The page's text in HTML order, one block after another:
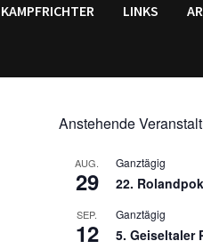
KAMPFRICHTER LINKS
Anstehende
AUG.
29
Ganztägig
22.
SEP.
12
Ganztägig
5. Geiseltaler